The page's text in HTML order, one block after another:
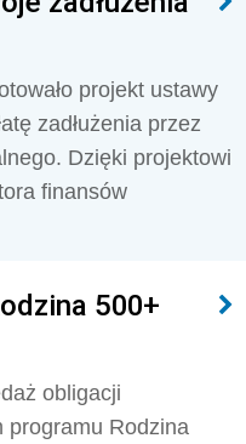
projekt ustawy
zadłużenia przez
Dzięki projektowi
finansów
500+
obligacji
programu Rodzina